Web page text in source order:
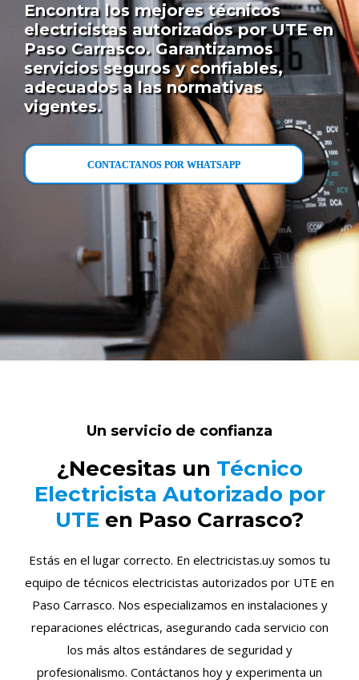
Encontra los mejores técnicos
electricistas autorizados por UTE en
Paso Carrasco. Garantizamos
servicios seguros y confiables,
adecuados a las normativas
vigentes.
CONTACTANOS POR WHATSAPP
Un servicio de confianza
¿Necesitas un Técnico
Electricista Autorizado por
UTE en Paso Carrasco?
Estás en el lugar correcto. En electricistas.uy somos tu
equipo de técnicos electricistas autorizados por UTE en
Paso Carrasco. Nos especializamos en instalaciones y
reparaciones eléctricas, asegurando cada servicio con
los más altos estándares de seguridad y
profesionalismo. Contáctanos hoy y experimenta un